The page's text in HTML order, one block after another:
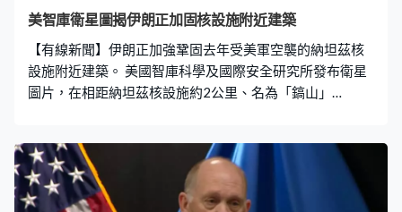
美智庫衛星圖揭伊朗正加固核設施附近建築
【有線新聞】伊朗正加強鞏固去年受美軍空襲的納坦茲核
設施附近建築。 美國智庫科學及國際安全研究所發布衛星
圖片，在相距納坦茲核設施約2公里、名為「鎬山」
鋪上混凝土及平整土地跡象，相信當局正加固隧道設施應
對空襲，不排除新設施用於提煉濃縮鈾或存放相關設備，
但認為現階段仍未投入服務。另外，在去年受襲的納坦茲